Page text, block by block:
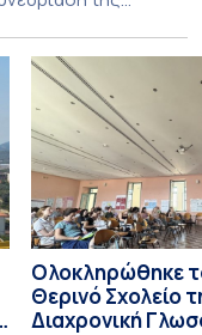
εκδήλωσης
Σπουδών,
Παράρτημα Κύπρου
τη Δευτέρα 31
Ολοκληρώθηκε
Θερινό Σχολείο
Διαχρονική